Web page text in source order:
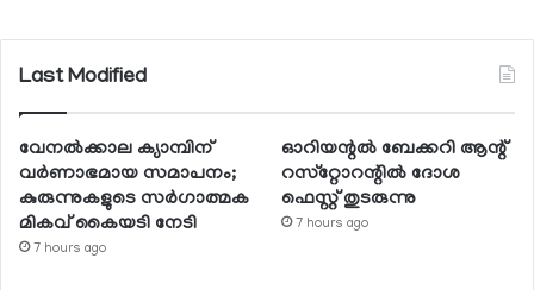
Last Modified
വേനല്‍ക്കാല ക്യാമ്പിന്
വര്‍ണാഭമായ സമാപനം;
കുരുന്നുകളുടെ സര്‍ഗാത്മക
മികവ് കൈയടി നേടി
7 hours ago
ഓറിയന്റല്‍ ബേക്കറി ആന്റ്
റസ്‌റ്റോറന്റില്‍ ദോശ
ഫെസ്റ്റ് തുടരുന്നു
7 hours ago